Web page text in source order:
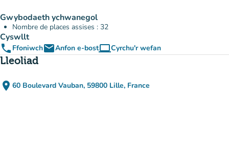
Gwybodaeth ychwanegol
Nombre de places assises : 32
Cyswllt
phone FfoniwchemailAnfon e-bostcomputerCyrchu'r wefan
(tab newydd)
Lleoliad
place 60 Boulevard Vauban, 59800 Lille, France
(agor yn Google Maps)
(tab newydd)